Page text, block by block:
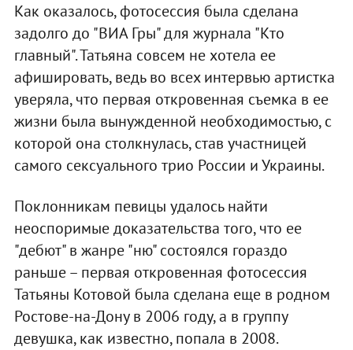
Как оказалось, фотосессия была сделана
задолго до "ВИА Гры" для журнала "Кто
главный". Татьяна совсем не хотела ее
афишировать, ведь во всех интервью артистка
уверяла, что первая откровенная съемка в ее
жизни была вынужденной необходимостью, с
которой она столкнулась, став участницей
самого сексуального трио России и Украины.
Поклонникам певицы удалось найти
неоспоримые доказательства того, что ее
"дебют" в жанре "ню" состоялся гораздо
раньше – первая откровенная фотосессия
Татьяны Котовой была сделана еще в родном
Ростове-на-Дону в 2006 году, а в группу
девушка, как известно, попала в 2008.